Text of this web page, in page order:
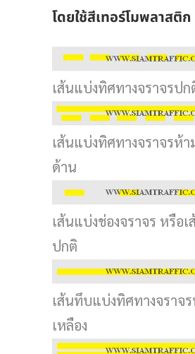
โดยใช้สีเทอร์โมพลาสติ
เส้นแบ่งทิศทางจราจรปก
เส้นแบ่งทิศทางจราจรห้
ด้าน
เส้นแบ่งช่องจราจร หรือเ
ปกติ
เส้นทึบแบ่งทิศทางจราจ
เหลือง